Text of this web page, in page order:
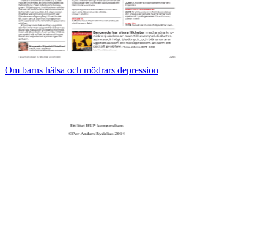
Om barns hälsa och mödrars depression